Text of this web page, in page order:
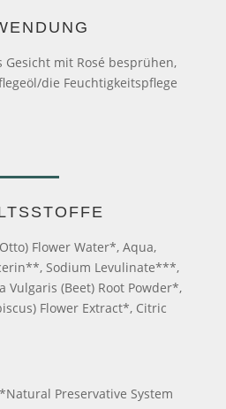
mit Rosé besprühen,
die Feuchtigkeitspflege
Flower Water*, Aqua,
Sodium Levulinate***,
Vulgaris (Beet) Root Powder*,
Flower Extract*, Citric
Preservative System